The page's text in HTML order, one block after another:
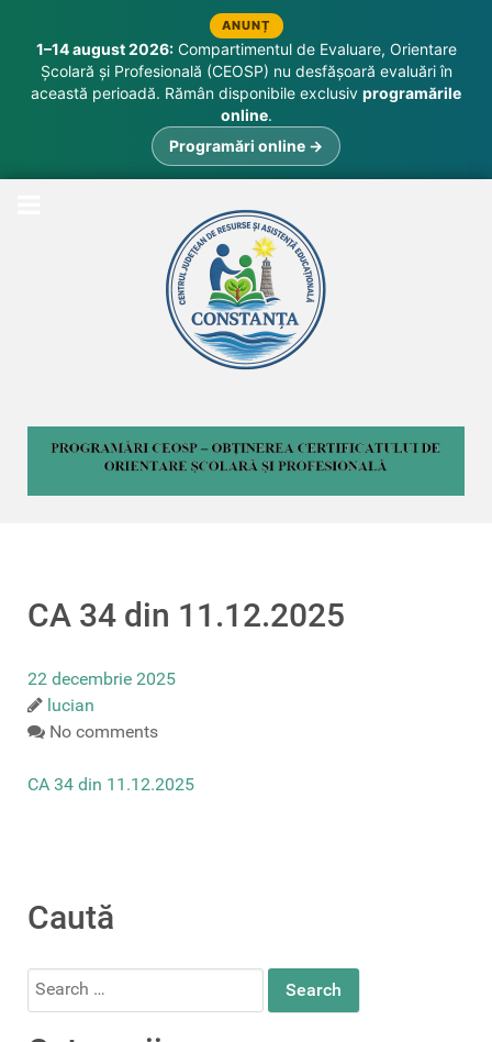
ANUNȚ
1–14 august 2026:Compartimentul de Evaluare, Orientare
Școlară și Profesională (CEOSP) nu desfășoară evaluări în
această perioadă. Rămân disponibile exclusiv programările
online.
Programări online →
CA 34 din 11.12.2025
22 decembrie 2025
lucian
No comments
CA 34 din 11.12.2025
Caută
Search